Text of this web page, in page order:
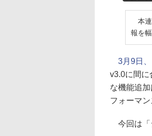
本連
報を
3月9日
v3.0に間に
な機能追
フォーマ
今回は「